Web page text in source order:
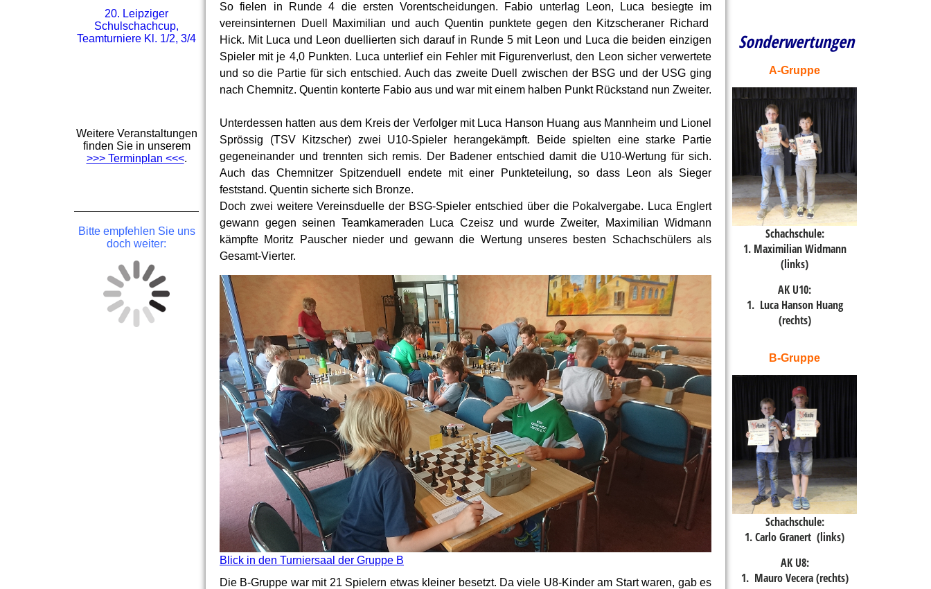
So fielen in Runde 4 die ersten Vorentscheidungen. Fabio unterlag Leon, Luca besiegte im
vereinsinternen Duell Maximilian und auch Quentin punktete gegen den Kitzscheraner Richard
Hick. Mit Luca und Leon duellierten sich darauf in Runde 5 mit Leon und Luca die beiden einzigen
Spieler mit je 4,0 Punkten. Luca unterlief ein Fehler mit Figurenverlust, den Leon sicher verwertete
und so die Partie für sich entschied. Auch das zweite Duell zwischen der BSG und der USG ging
nach Chemnitz. Quentin konterte Fabio aus und war mit einem halben Punkt Rückstand nun Zweiter.
Unterdessen hatten aus dem Kreis der Verfolger mit Luca Hanson Huang aus Mannheim und Lionel
Sprössig (TSV Kitzscher) zwei U10-Spieler herangekämpft. Beide spielten eine starke Partie
gegeneinander und trennten sich remis. Der Badener entschied damit die U10-Wertung für sich.
Auch das Chemnitzer Spitzenduell endete mit einer Punkteteilung, so dass Leon als Sieger
feststand. Quentin sicherte sich Bronze.
Doch zwei weitere Vereinsduelle der BSG-Spieler entschied über die Pokalvergabe. Luca Englert
gewann gegen seinen Teamkameraden Luca Czeisz und wurde Zweiter, Maximilian Widmann
kämpfte Moritz Pauscher nieder und gewann die Wertung unseres besten Schachschülers als
Gesamt-Vierter.
Blick in den Turniersaal der Gruppe B
Die B-Gruppe war mit 21 Spielern etwas kleiner besetzt. Da viele U8-Kinder am Start waren, gab es
20. Leipziger
Schulschachcup,
Teamturniere Kl. 1/2, 3/4
Weitere Veranstaltungen
finden Sie in unserem
>>> Terminplan <<<.
Bitte empfehlen Sie uns
doch weiter:
Sonderwertungen
A-Gruppe
Schachschule:
1. Maximilian Widmann
(links)
AK U10:
1. Luca Hanson Huang
(rechts)
B-Gruppe
Schachschule:
1.Carlo Granert (links)
AK U8:
1. Mauro Vecera (rechts)